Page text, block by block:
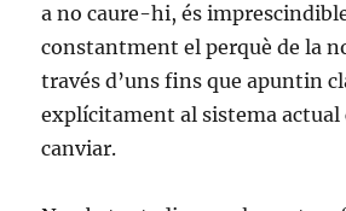
a no caure-hi, és
constantment el perquè de la
través d’uns fins que apuntin
explícitament al sistema actual
canviar.